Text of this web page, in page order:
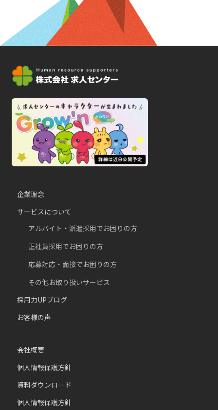
企業理念
サービスについて
アルバイト・派遣採用でお困りの方
正社員採用でお困りの方
応募対応・面接でお困りの方
その他お取り扱いサービス
採用力UPブログ
お客様の声
会社概要
個人情報保護方針
資料ダウンロード
個人情報保護方針